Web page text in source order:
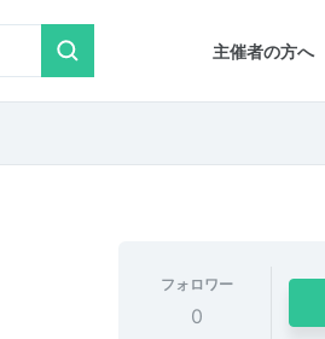
主催者の方へ
フォロワー
0